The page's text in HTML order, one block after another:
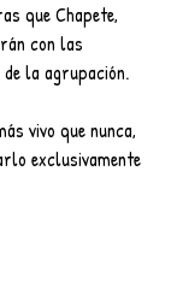
que Chapete,
con las
la agrupación.
vivo que nunca,
exclusivamente